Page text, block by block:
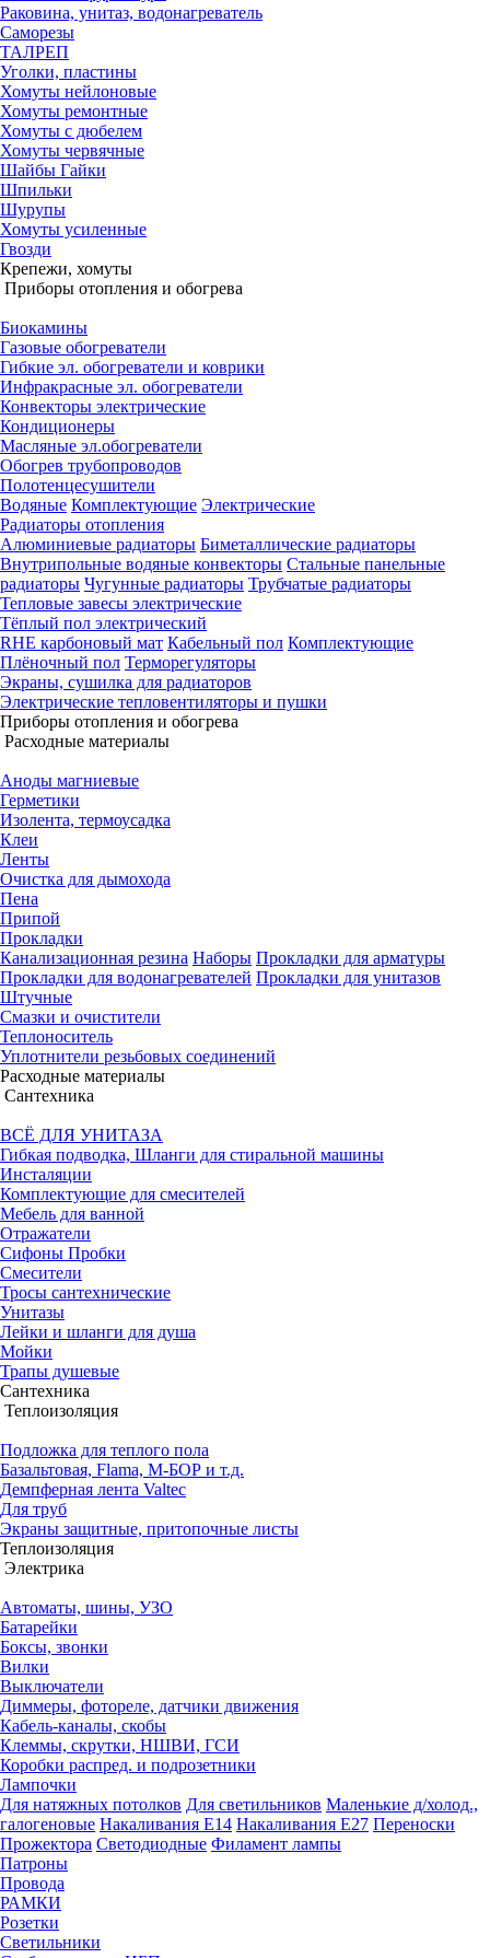
Раковина, унитаз, водонагреватель
Саморезы
ТАЛРЕП
Уголки, пластины
Хомуты нейлоновые
Хомуты ремонтные
Хомуты с дюбелем
Хомуты червячные
Шайбы Гайки
Шпильки
Шурупы
Хомуты усиленные
Гвозди
Крепежи, хомуты
Приборы отопления и обогрева
Биокамины
Газовые обогреватели
Гибкие эл. обогреватели и коврики
Инфракрасные эл. обогреватели
Конвекторы электрические
Кондиционеры
Масляные эл.обогреватели
Обогрев трубопроводов
Полотенцесушители
Водяные Комплектующие Электрические
Радиаторы отопления
Алюминиевые радиаторы Биметаллические радиаторы
Внутрипольные водяные конвекторы Стальные панельные
радиаторы Чугунные радиаторы Трубчатые радиаторы
Тепловые завесы электрические
Тёплый пол электрический
RHE карбоновый мат Кабельный пол Комплектующие
Плёночный пол Терморегуляторы
Экраны, сушилка для радиаторов
Электрические тепловентиляторы и пушки
Приборы отопления и обогрева
Расходные материалы
Аноды магниевые
Герметики
Изолента, термоусадка
Клеи
Ленты
Очистка для дымохода
Пена
Припой
Прокладки
Канализационная резина Наборы Прокладки для арматуры
Прокладки для водонагревателей Прокладки для унитазов
Штучные
Смазки и очистители
Теплоноситель
Уплотнители резьбовых соединений
Расходные материалы
Сантехника
ВСЁ ДЛЯ УНИТАЗА
Гибкая подводка, Шланги для стиральной машины
Инсталяции
Комплектующие для смесителей
Мебель для ванной
Отражатели
Сифоны Пробки
Смесители
Тросы сантехнические
Унитазы
Лейки и шланги для душа
Мойки
Трапы душевые
Сантехника
Теплоизоляция
Подложка для теплого пола
Базальтовая, Flama, М-БОР и т.д.
Демпферная лента Valtec
Для труб
Экраны защитные, притопочные листы
Теплоизоляция
Электрика
Автоматы, шины, УЗО
Батарейки
Боксы, звонки
Вилки
Выключатели
Диммеры, фотореле, датчики движения
Кабель-каналы, скобы
Клеммы, скрутки, НШВИ, ГСИ
Коробки распред. и подрозетники
Лампочки
Для натяжных потолков Для светильников Маленькие д/холод.,
галогеновые Накаливания Е14 Накаливания Е27 Переноски
Прожектора Светодиодные Филамент лампы
Патроны
Провода
РАМКИ
Розетки
Светильники